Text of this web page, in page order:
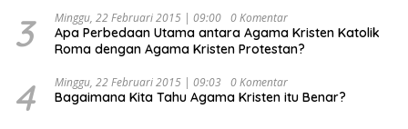
Indonesia Emas 2045”,
3 Minggu, 22 Februari 2015 | 09:00 0 Komentar
Apa Perbedaan Utama antara Agama Kristen Katolik
Roma dengan Agama Kristen Protestan?
4 Minggu, 22 Februari 2015 | 09:03 0 Komentar
Bagaimana Kita Tahu Agama Kristen itu Benar?